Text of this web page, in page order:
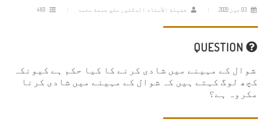
فضيلة الأستاذ الدكتور علي جمعة محمد
شوال کے مہینے میں شادی کرنے کا کیا حکم ہے کیونکہ
کچھ لوگ کہتے ہیں کہ شوال کے مہینے میں شادی کرنا
مکروہ ہے؟